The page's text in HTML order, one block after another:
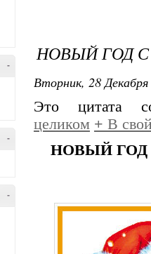
-
-
-
НОВЫЙ ГОД
Вторник, 28
Это цитата
целиком + В
НОВЫЙ